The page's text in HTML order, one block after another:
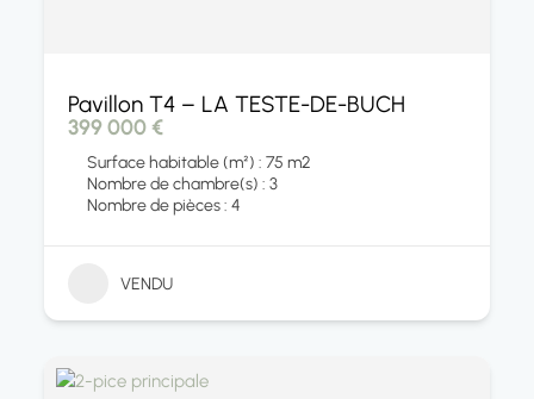
Pavillon T4 – LA TESTE-DE-BUCH
399 000 €
Surface habitable (m²) : 75 m2
Nombre de chambre(s) : 3
Nombre de pièces : 4
VENDU